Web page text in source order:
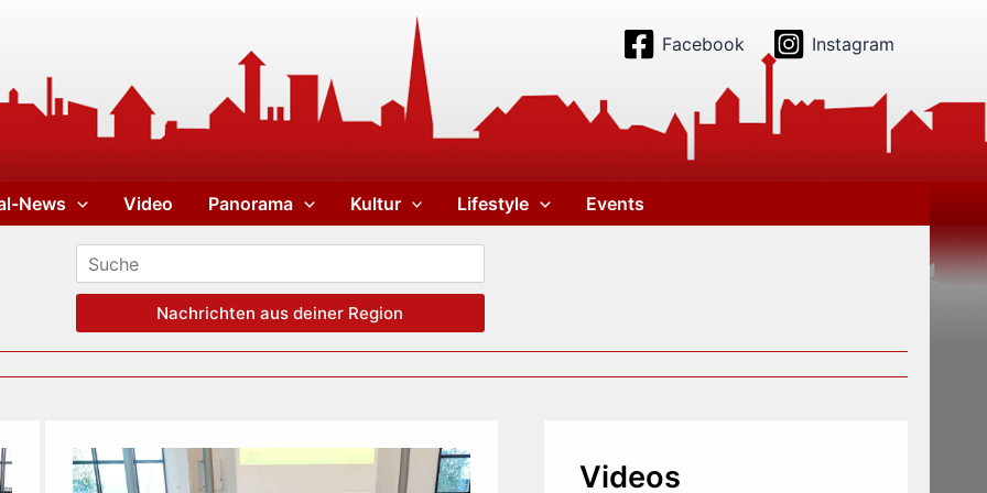
Facebook Instagram
News Video Panorama Kultur Lifestyle Events
Nachrichten aus deiner Region
Videos